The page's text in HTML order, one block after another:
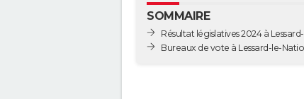
SOMMAIRE
Résultat législatives 2024 à
Bureaux de vote à Lessard-le-